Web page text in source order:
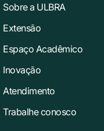
Sobre a ULBRA
Extensão
Espaço Acadêmico
Inovação
Atendimento
Trabalhe conosco